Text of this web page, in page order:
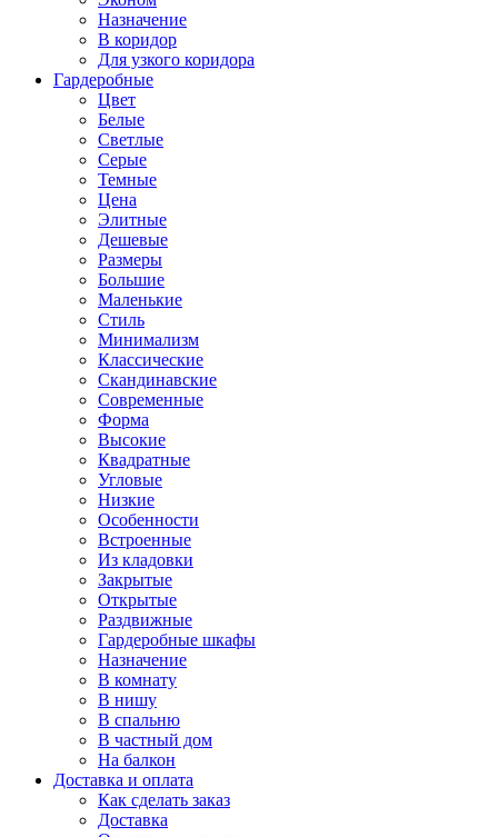
Назначение
В коридор
Для узкого коридора
Гардеробные
Цвет
Белые
Светлые
Серые
Темные
Цена
Элитные
Дешевые
Размеры
Большие
Маленькие
Стиль
Минимализм
Классические
Скандинавские
Современные
Форма
Высокие
Квадратные
Угловые
Низкие
Особенности
Встроенные
Из кладовки
Закрытые
Открытые
Раздвижные
Гардеробные шкафы
Назначение
В комнату
В нишу
В спальню
В частный дом
На балкон
Доставка и оплата
Как сделать заказ
Доставка